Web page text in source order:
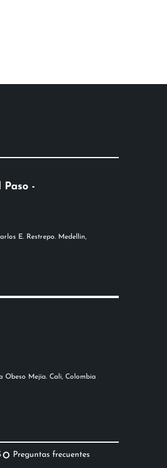
-
E. Restrepo. Medellín,
Preguntas frecuentes